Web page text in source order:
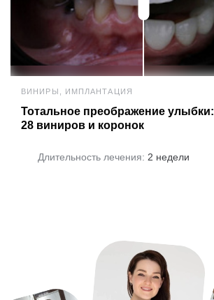
ВИНИРЫ, ИМПЛАНТАЦИЯ
Тотальное преображение улыбки:
28 виниров и коронок
Длительность лечения: 2 недели